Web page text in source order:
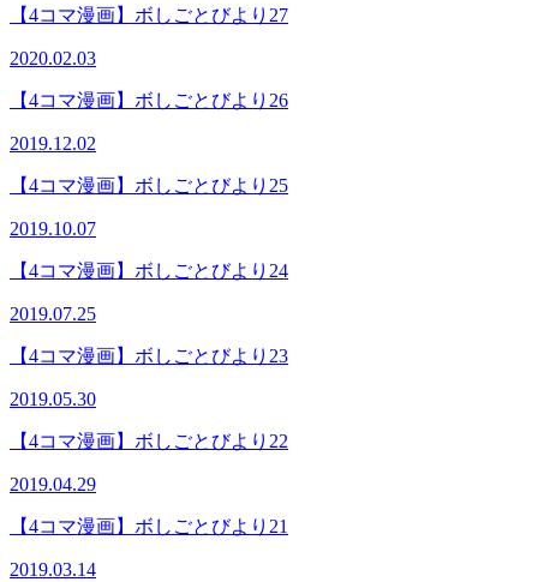
【4コマ漫画】ボしごとびより27
2020.02.03
【4コマ漫画】ボしごとびより26
2019.12.02
【4コマ漫画】ボしごとびより25
2019.10.07
【4コマ漫画】ボしごとびより24
2019.07.25
【4コマ漫画】ボしごとびより23
2019.05.30
【4コマ漫画】ボしごとびより22
2019.04.29
【4コマ漫画】ボしごとびより21
2019.03.14